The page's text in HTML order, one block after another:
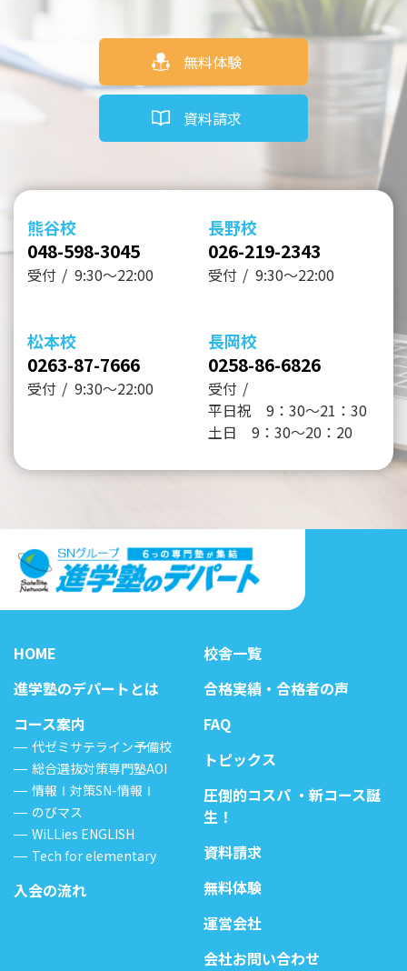
無料体験
資料請求
熊谷校
048-598-3045
受付 9:30～22:00
長野校
026-219-2343
受付 9:30～22:00
松本校
0263-87-7666
受付 9:30～22:00
長岡校
0258-86-6826
受付
平日祝 9：30～21：30
土日 9：30～20：20
HOME
進学塾のデパートとは
コース案内
代ゼミサテライン予備校
総合選抜対策専門塾AOI
情報Ⅰ対策SN-情報Ⅰ
のびマス
WiLLies ENGLISH
Tech for elementary
入会の流れ
校舎一覧
合格実績・合格者の声
FAQ
トピックス
圧倒的コスパ ・新コース誕
生！
資料請求
無料体験
運営会社
会社お問い合わせ